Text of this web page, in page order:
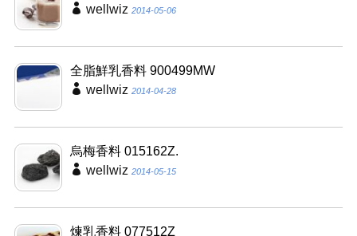
wellwiz 2014-05-06
全脂鮮乳香料 900499MW
wellwiz 2014-04-28
烏梅香料 015162Z.
wellwiz 2014-05-15
煉乳香料 077512Z